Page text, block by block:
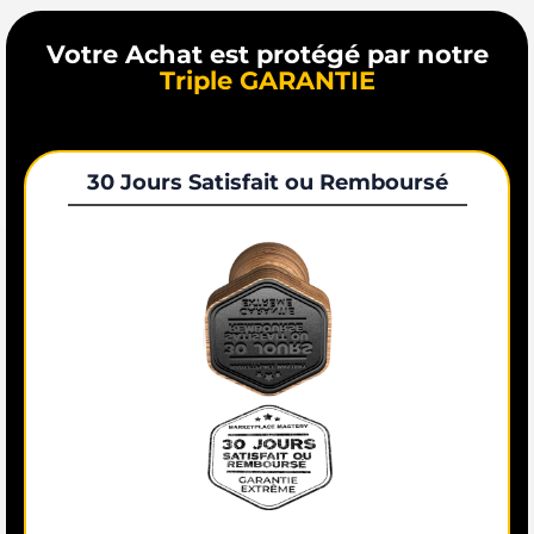
Votre Achat est protégé par notre
Triple GARANTIE
30 Jours Satisfait ou Remboursé